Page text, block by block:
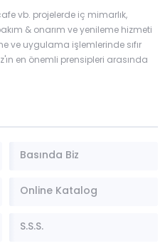
vb. projelerde iç mimarlık,
& onarım ve yenileme hizmeti
ve uygulama işlemlerinde sıfır
en önemli prensipleri arasında
Basında Biz
Online Katalog
S.S.S.